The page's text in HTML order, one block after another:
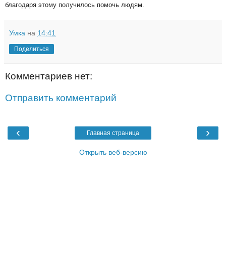
благодаря этому получилось помочь людям.
Умка на 14:41
Поделиться
Комментариев нет:
Отправить комментарий
‹ ›
Главная страница
Открыть веб-версию